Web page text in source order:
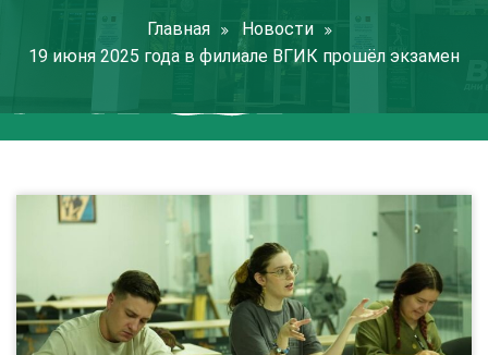
Главная
Новости
19 июня 2025 года в филиале ВГИК прошёл экзамен